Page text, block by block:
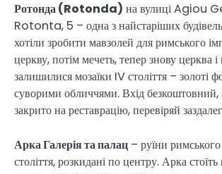
Ротонда (Rotonda) на вулиці Agiou
Rotonta, 5 – одна з найстаріших
хотіли зробити мавзолей для римського
церкву, потім мечеть, тепер знову церква
залишилися мозаїки IV століття – золоті
суворими обличчями. Вхід безкоштовний,
закрито на реставрацію, перевіряй
Арка Галерія та палац – руїни
століття, розкидані по центру. Арка стоїть